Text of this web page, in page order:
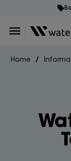
Home